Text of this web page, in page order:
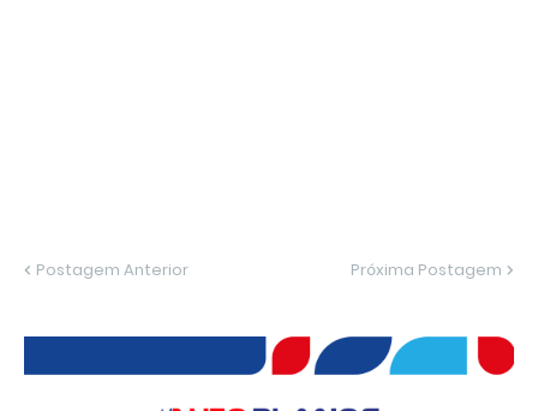
Postagem Anterior Próxima Postagem